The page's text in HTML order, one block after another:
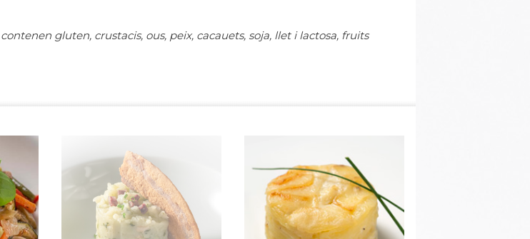
gluten, crustacis, ous, peix, cacauets, soja, llet i lactosa, fruits